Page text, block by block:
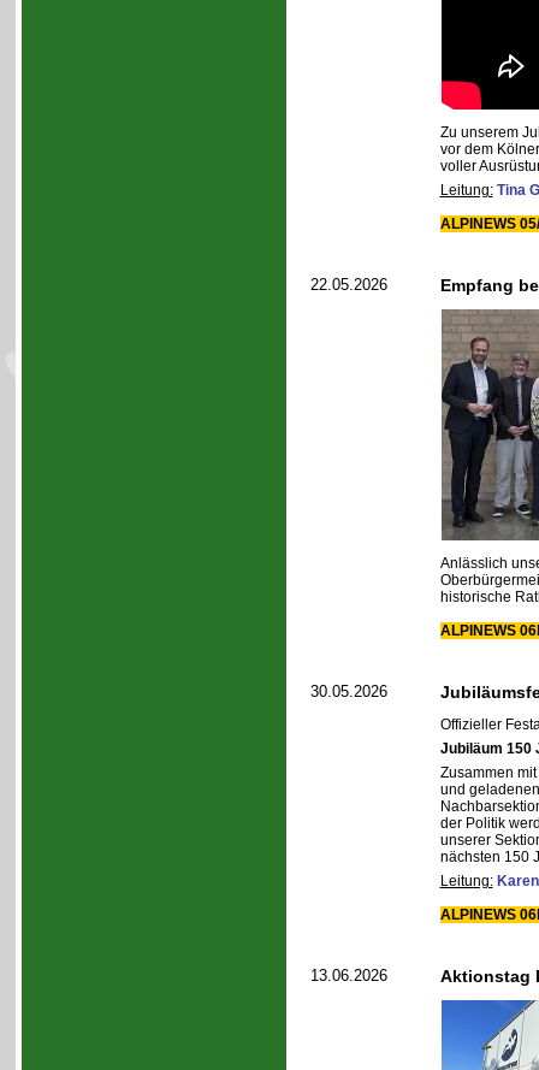
Zu unserem
vor dem
voller
Leitung: Tina
ALPINEWS
22.05.2026 Empfang
Anlässlich
historische
ALPINEWS
30.05.2026
Offizieller
Jubiläum 150
Zusammen
und
der Politik
unserer
nächsten 150
Leitung:
ALPINEWS
13.06.2026 Aktionstag